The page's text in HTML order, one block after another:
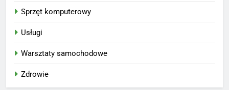
Sprzęt komputerowy
Usługi
Warsztaty samochodowe
Zdrowie